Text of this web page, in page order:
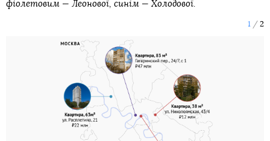
фіолетовим — Леонової, синім — Холодової.
1 2